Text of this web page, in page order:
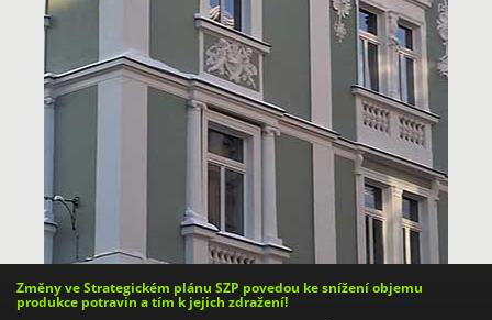
Změny ve Strategickém plánu SZP povedou ke snížení objemu
produkce potravin a tím k jejich zdražení!